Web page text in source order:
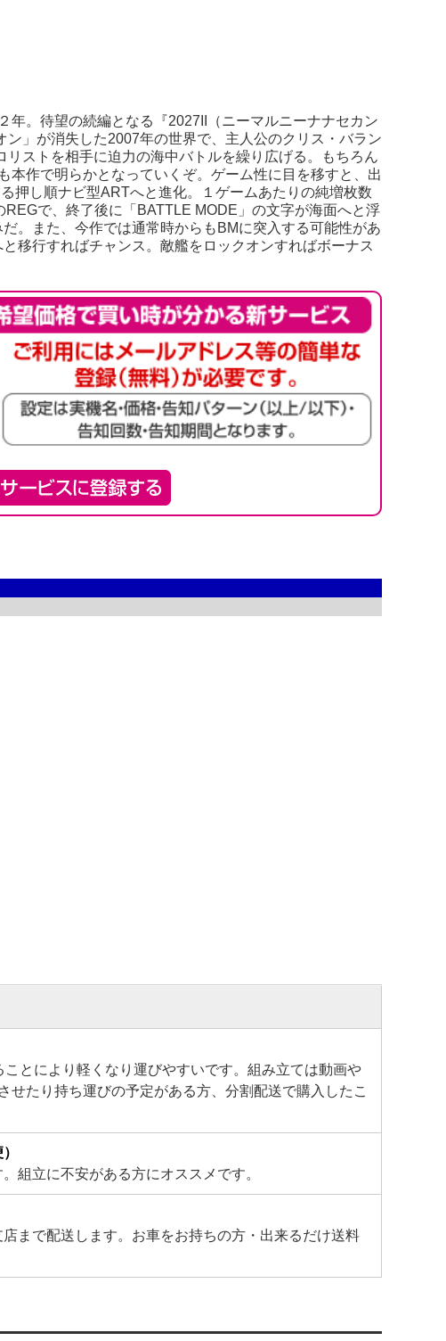
年。待望の続編となる『2027II（ニーマルニーナナセカン
」が消失した2007年の世界で、主人公のクリス・バラン
ストを相手に迫力の海中バトルを繰り広げる。もちろん
作で明らかとなっていくぞ。ゲーム性に目を移すと、出
押し順ナビ型ARTへと進化。１ゲームあたりの純増枚数
で、終了後に「BATTLE MODE」の文字が海面へと浮
。また、今作では通常時からもBMに突入する可能性があ
移行すればチャンス。敵艦をロックオンすればボーナス
とにより軽くなり運びやすいです。組み立ては動画や
たり持ち運びの予定がある方、分割配送で購入したこ
組立に不安がある方にオススメです。
まで配送します。お車をお持ちの方・出来るだけ送料